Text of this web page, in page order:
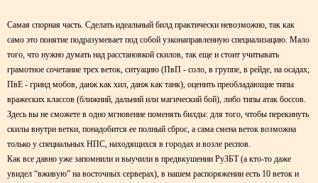
Самая спорная часть. Сделать идеальный билд практически невозможно, так как
само это понятие подразумевает под собой узконаправленную специализацию. Мало
того, что нужно думать над расстановкой скилов, так еще и стоит учитывать
грамотное сочетание трех веток, ситуацию (ПвП - соло, в группе, в рейде, на осадах;
ПвЕ - гринд мобов, данж как хил, данж как танк), оценить преобладающие типы
вражеских классов (ближний, дальний или магический бой), либо типы атак боссов.
Здесь вы не сможете в одно мгновение поменять билды: для того, чтобы перекинуть
скилы внутри ветки, понадобится ее полный сброс, а сама смена веток возможна
только у специальных НПС, находящихся в городах и возле респов.
Как все давно уже запомнили и выучили в предвкушении РуЗБТ (а кто-то даже
увидел “вживую” на восточных серверах), в нашем распоряжении есть 10 веток и